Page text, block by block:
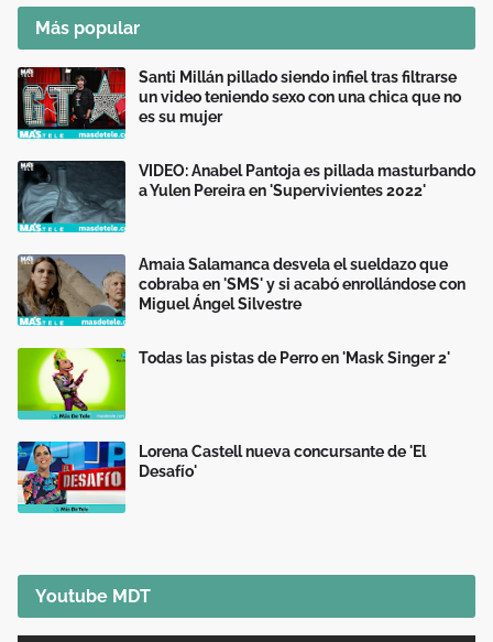
Más popular
Santi Millán pillado siendo infiel tras filtrarse
un video teniendo sexo con una chica que no
es su mujer
VIDEO: Anabel Pantoja es pillada masturbando
a Yulen Pereira en 'Supervivientes 2022'
Amaia Salamanca desvela el sueldazo que
cobraba en 'SMS' y si acabó enrollándose con
Miguel Ángel Silvestre
Todas las pistas de Perro en 'Mask Singer 2'
Lorena Castell nueva concursante de 'El
Desafío'
Youtube MDT